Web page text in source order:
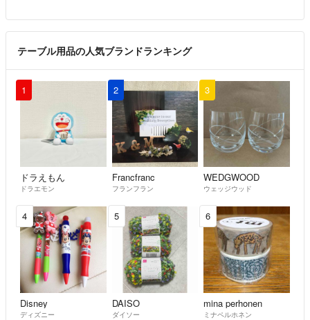
す。
＊＊＊＊＊＊＊＊＊＊＊＊＊＊＊＊＊＊＊＊＊
テーブル用品の人気ブランドランキング
1
ドラえもん
ドラエモン
2
Francfranc
フランフラン
3
WEDGWOOD
ウェッジウッド
4
Disney
ディズニー
5
DAISO
ダイソー
6
mina perhonen
ミナペルホネン